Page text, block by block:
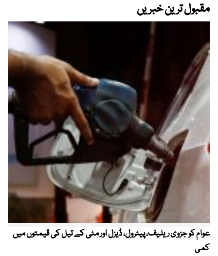
مقبول ترین خبریں
عوام کو جزوی ریلیف، پیٹرول، ڈیزل اور مٹی کے تیل کی قیمتوں میں
کمی